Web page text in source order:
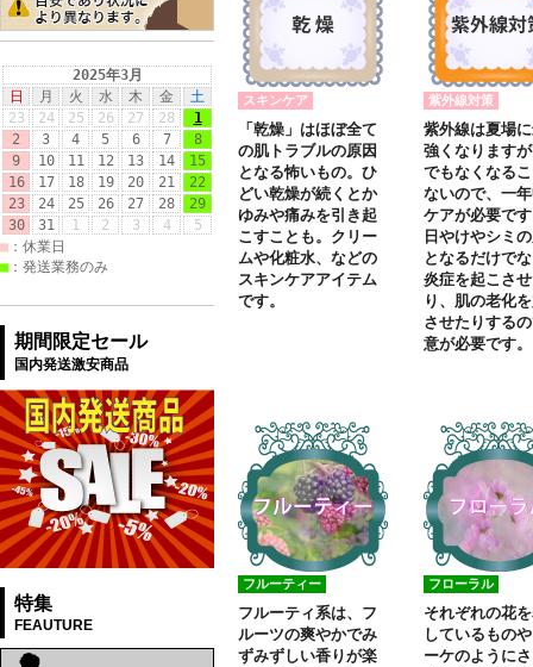
スキンケア
「乾燥」はほぼ全て
の肌トラブルの原因
となる怖いもの。ひ
どい乾燥が続くとか
ゆみや痛みを引き起
こすことも。クリー
ムや化粧水、などの
スキンケアアイテム
です。
紫外線対策
紫外線は夏場
強くなります
でもなくなる
ないので、一
ケアが必要で
日やけやシミ
となるだけで
炎症を起こさ
り、肌の老化
させたりする
意が必要です。
フルーティー
フルーティ系は、フ
ルーツの爽やかでみ
ずみずしい香りが楽
フローラル
それぞれの花
しているもの
ーケのように